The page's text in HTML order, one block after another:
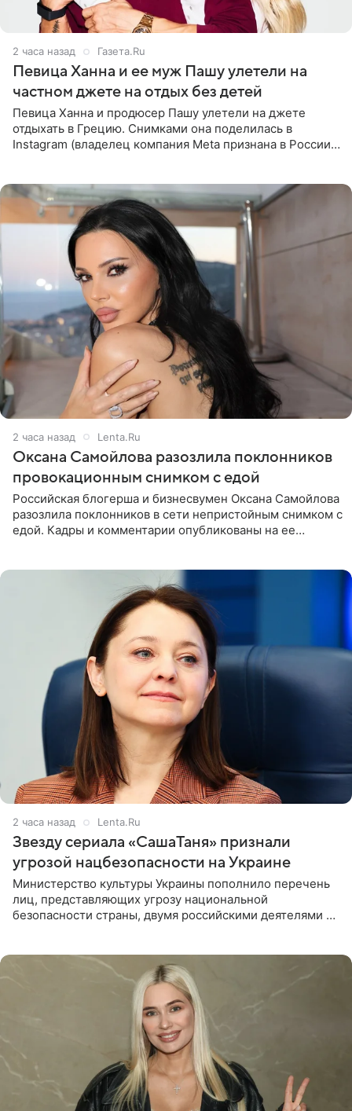
2 часа назад Газета.Ru
Певица Ханна и ее муж Пашу улетели на
частном джете на отдых без детей
Певица Ханна и продюсер Пашу улетели на джете
отдыхать в Грецию. Снимками она поделилась в
Instagram (владелец компания Meta признана в России
2 часа назад Lenta.Ru
Оксана Самойлова разозлила поклонников
провокационным снимком с едой
Российская блогерша и бизнесвумен Оксана Самойлова
разозлила поклонников в сети непристойным снимком с
едой. Кадры и комментарии опубликованы на ее
2 часа назад Lenta.Ru
Звезду сериала «СашаТаня» признали
угрозой нацбезопасности на Украине
Министерство культуры Украины пополнило перечень
лиц, представляющих угрозу национальной
безопасности страны, двумя российскими деятелями —